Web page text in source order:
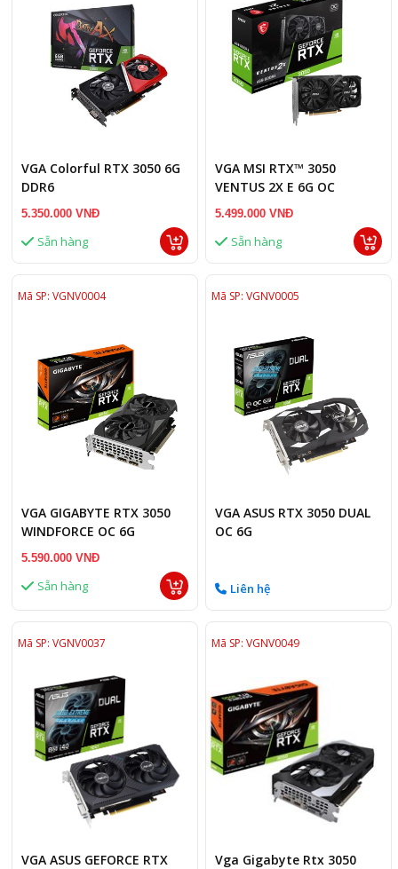
VGA Colorful RTX 3050 6G
DDR6
5.350.000 VNĐ
Sẵn hàng
VGA MSI RTX™ 3050
VENTUS 2X E 6G OC
5.499.000 VNĐ
Sẵn hàng
Mã SP: VGNV0004
VGA GIGABYTE RTX 3050
WINDFORCE OC 6G
5.590.000 VNĐ
Sẵn hàng
Mã SP: VGNV0005
VGA ASUS RTX 3050 DUAL
OC 6G
Liên hệ
Mã SP: VGNV0037
VGA ASUS GEFORCE RTX
Mã SP: VGNV0049
Vga Gigabyte Rtx 3050